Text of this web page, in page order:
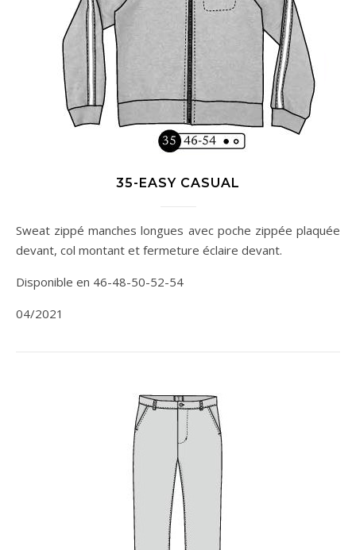
35-EASY CASUAL
Sweat zippé manches longues avec poche zippée plaquée
devant, col montant et fermeture éclaire devant.
Disponible en 46-48-50-52-54
04/2021